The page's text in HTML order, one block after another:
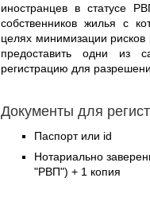
иностранцев в статусе
собственников жилья с
целях минимизации
предоставить одни из
регистрацию для
Документы для
Паспорт или id
Нотариально
"РВП") + 1 копия